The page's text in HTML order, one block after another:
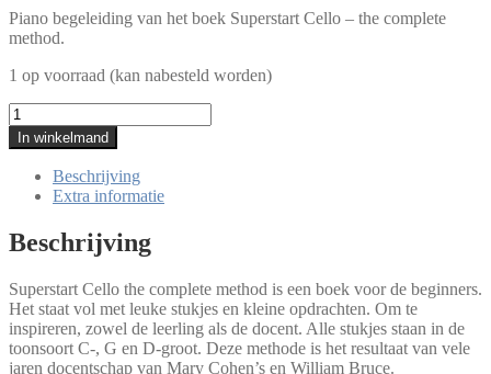
Piano begeleiding van het boek Superstart Cello – the complete
method.
1 op voorraad (kan nabesteld worden)
Superstart
Cello
-
piano
begeleiding
In winkelmand
Beschrijving
Extra informatie
Beschrijving
Superstart Cello the complete method is een boek voor de beginners.
Het staat vol met leuke stukjes en kleine opdrachten. Om te
inspireren, zowel de leerling als de docent. Alle stukjes staan in de
toonsoort C-, G en D-groot. Deze methode is het resultaat van vele
jaren docentschap van Mary Cohen’s en William Bruce.